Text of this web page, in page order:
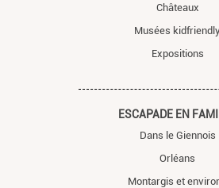
Châteaux
Musées
Expositions
ESCAPADE EN
Dans le Giennois
Orléans
Montargis et